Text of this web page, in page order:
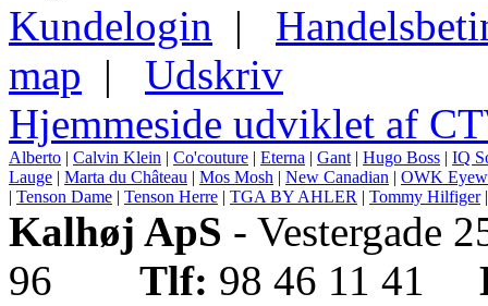
Kundelogin |
map | Udskriv
Hjemmeside udviklet af
Alberto | Calvin Klein | Co'couture | Eterna | Gant | Hugo Boss | IQ
Lauge | Marta du Château | Mos Mosh | New Canadian | OWK
| Tenson Dame | Tenson Herre | TGA BY AHLER | Tommy Hilfiger
Kalhøj ApS - Vestergade
96 Tlf: 98 46 11 41